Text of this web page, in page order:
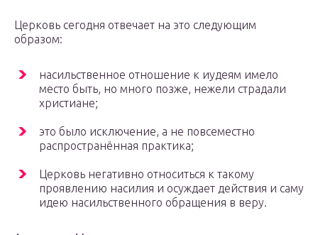
Церковь сегодня отвечает на это следующим
образом:
насильственное отношение к иудеям имело
место быть, но много позже, нежели страдали
христиане;
это было исключение, а не повсеместно
распространённая практика;
Церковь негативно относиться к такому
проявлению насилия и осуждает действия и саму
идею насильственного обращения в веру.